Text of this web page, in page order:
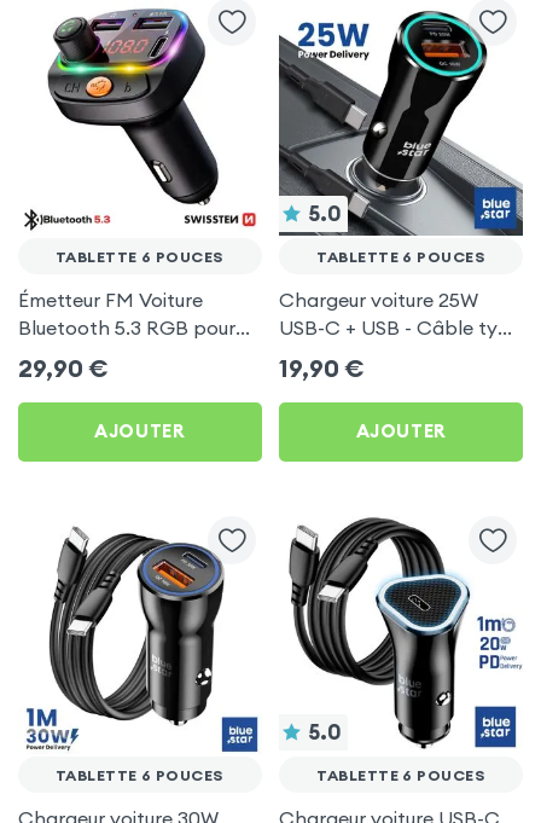
TABLETTE 6 POUCES
Émetteur FM Voiture
Bluetooth 5.3 RGB pour
Tablette 6 pouces
29,90 €
AJOUTER
5.0
TABLETTE 6 POUCES
Chargeur voiture 25W
USB-C + USB - Câble type
C 60W Blue Star pour
Tablette 6 pouces
19,90 €
AJOUTER
TABLETTE 6 POUCES
Chargeur voiture 30W
5.0
TABLETTE 6 POUCES
Chargeur voiture USB-C